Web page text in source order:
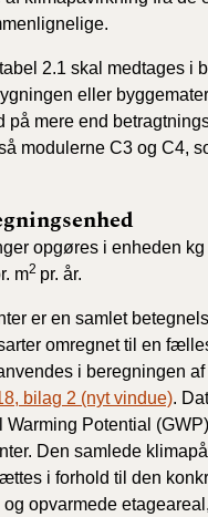
2.1 skal medtages i
eller
på mere end
modulerne C3 og C4,
opgøres i enheden kg
m2 pr. år.
er en samlet
omregnet til en
i beregningen
bilag 2 (nyt vindue).
Warming Potential
Den samlede
i forhold til den
opvarmede